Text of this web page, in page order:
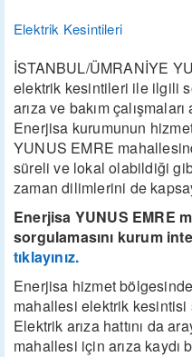
Elektrik Kesintileri
İSTANBUL/ÜMRANİYE
elektrik kesintileri ile ilgili
arıza ve bakım
Enerjisa kurumunun
YUNUS EMRE
süreli ve lokal olabildiği
zaman dilimlerini de
Enerjisa YUNUS EMRE
sorgulamasını kurum
tıklayınız.
Enerjisa hizmet
mahallesi elektrik
Elektrik arıza hattını da
mahallesi için arıza kaydı